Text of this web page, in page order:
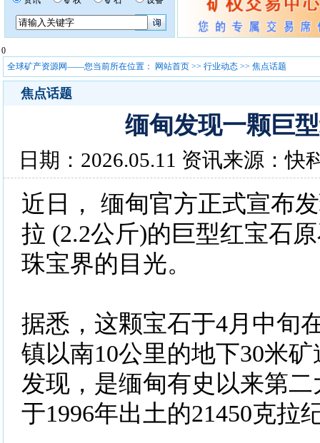
0
全球矿产资源网——您当前所在位置：
网站首页 >> 行业动态 >> 焦点话题
焦点话题
缅甸发现一颗巨
日期：2026.05.11 资讯来源：快
近日， 缅甸官方正式宣布
拉 (2.2公斤)的巨型红宝石
珠宝界的目光。
据悉，这颗宝石于4月中旬
镇以南10公里的地下30米
发现，是缅甸有史以来第
于1996年出土的21450克拉